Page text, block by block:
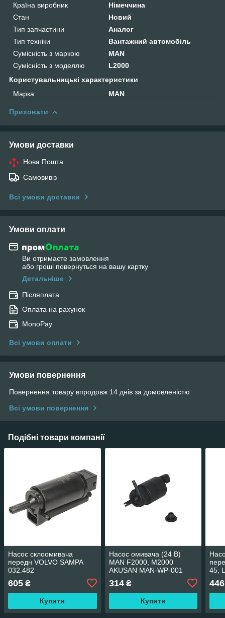
Країна виробник
Німеччина
Стан
Новий
Тип запчастини
Аналог
Тип техніки
Вантажний автомобіль
Сумісність з маркою
MAN
Сумісність з моделлю
L2000
Користувальницькі характеристики
Марка
MAN
Приховати
Умови доставки
Нова Пошта
Самовивіз
Всі умови доставки
Умови оплати
Ви отримаєте замовлення
або гроші повернуться на вашу картку
Детальніше
Післяплата
Оплата на рахунок
MonoPay
Всі умови оплати
Умови повернення
Повернення товару впродовж 14 днів за домовленістю
Всі умови повернення
Подібні товари компанії
Насос склоомивача
передн VOLVO SAMPA
032.482
605 ₴
Купити
Насос омивача (24 В)
MAN F2000, M2000
AKUSAN MAN-WP-001
314₴
Купити
45,
446